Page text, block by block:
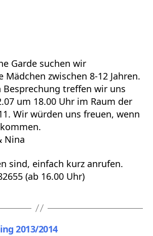
Garde suchen wir
zwischen 8-12 Jahren.
Besprechung treffen wir uns
um 18.00 Uhr im Raum der
Wir würden uns freuen, wenn
Nina
sind, einfach kurz anrufen.
(ab 16.00 Uhr)
2013/2014